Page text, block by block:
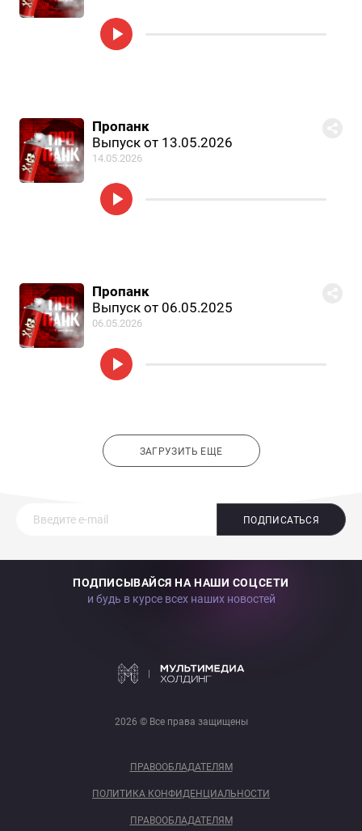
Пропанк
Выпуск от 13.05.2026
14.05.2026
Пропанк
Выпуск от 06.05.2025
06.05.2026
ЗАГРУЗИТЬ ЕЩЕ
ПОДПИСАТЬСЯ
ПОДПИСЫВАЙСЯ НА НАШИ СОЦСЕТИ
и будь в курсе всех наших новостей
2026 © Все права защищены
ПРАВООБЛАДАТЕЛЯМ
ПОЛИТИКА КОНФИДЕНЦИАЛЬНОСТИ
ПРАВООБЛАДАТЕЛЯМ